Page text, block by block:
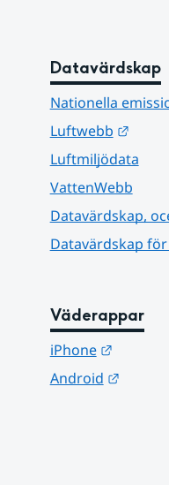
Datavärdskap
Nationella
Luftwebb
Länk
Luftmiljödata
VattenWebb
Datavärdskap,
Datavärdskap
Väderappar
iPhone
Länk till
Android
Länk